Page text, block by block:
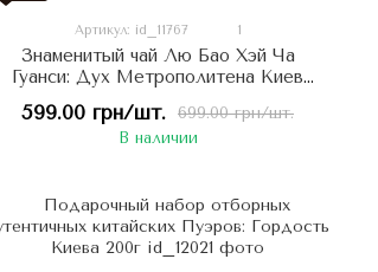
Артикул: id_11767 1
Знаменитый чай Лю Бао Хэй Ча
Гуанси: Дух Метрополитена Киев
100г, Китай699.00 грн/шт.
599.00 грн/шт.
В наличии